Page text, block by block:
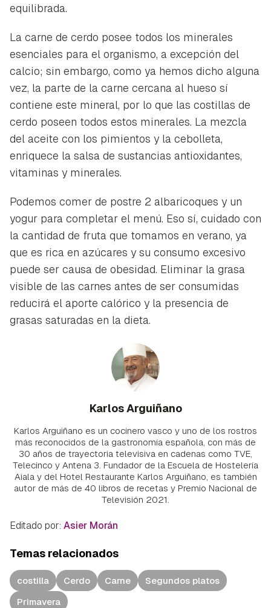
equilibrada.
La carne de cerdo posee todos los minerales
esenciales para el organismo, a excepción del
calcio; sin embargo, como ya hemos dicho alguna
vez, la parte de la carne cercana al hueso sí
contiene este mineral, por lo que las costillas de
cerdo poseen todos estos minerales. La mezcla
del aceite con los pimientos y la cebolleta,
enriquece la salsa de sustancias antioxidantes,
vitaminas y minerales.
Podemos comer de postre 2 albaricoques y un
yogur para completar el menú. Eso sí, cuidado con
la cantidad de fruta que tomamos en verano, ya
que es rica en azúcares y su consumo excesivo
puede ser causa de obesidad. Eliminar la grasa
visible de las carnes antes de ser consumidas
reducirá el aporte calórico y la presencia de
grasas saturadas en la dieta.
Karlos Arguiñano
Karlos Arguiñano es un cocinero vasco y uno de los rostros
más reconocidos de la gastronomía española, con más de
30 años de trayectoria televisiva en cadenas como TVE,
Telecinco y Antena 3. Fundador de la Escuela de Hostelería
Aiala y del Hotel Restaurante Karlos Arguiñano, es también
autor de más de 40 libros de recetas y Premio Nacional de
Televisión 2021.
Editado por: Asier Morán
Temas relacionados
costilla Cerdo Carne
Segundos platos
Primavera